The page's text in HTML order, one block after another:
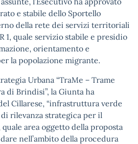
e stabile dello Sportello
della rete dei servizi territoriali
1, quale servizio stabile e presidio
orientamento e
la popolazione migrante.
Urbana “TraMe – Trame
di Brindisi”, la Giunta ha
Cillarese, “infrastruttura verde
rilevanza strategica per il
area oggetto della proposta
nell’ambito della procedura